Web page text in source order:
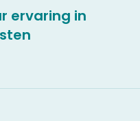
ervaring in